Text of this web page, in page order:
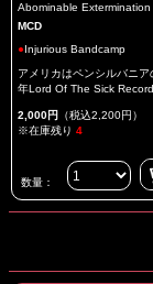
Abominable
MCD
●Injurious Bandcamp
アメリカはペンシルバニ
年Lord Of The Sick
2,000円 （税込2,200円）
※在庫残り 4
数量：